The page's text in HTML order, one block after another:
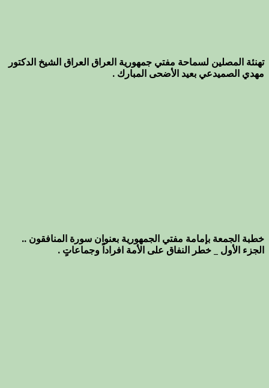
تهنئة المصلين لسماحة مفتي جمهورية العراق العراق الشيخ الدكتور
مهدي الصميدعي بعيد الأضحى المبارك .
خطبة الجمعة بإمامة مفتي الجمهورية بعنوان سورة المنافقون ..
الجزء الأول _ خطر النفاق على الأمة افراداً وجماعاتٍ .